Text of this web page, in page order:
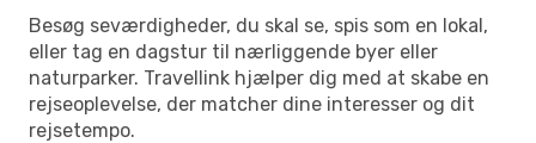
Besøg seværdigheder, du skal se, spis som en lokal,
eller tag en dagstur til nærliggende byer eller
naturparker. Travellink hjælper dig med at skabe en
rejseoplevelse, der matcher dine interesser og dit
rejsetempo.